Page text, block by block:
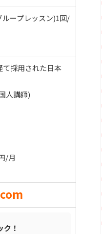
ープレッスン)1回/
て採用された日本
人講師)
/月
！